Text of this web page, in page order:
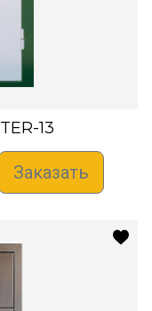
TER-13
Заказать